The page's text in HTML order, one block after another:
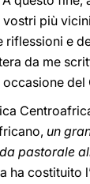
più
riflessioni e
da me
del
un
pastorale
ha costituito